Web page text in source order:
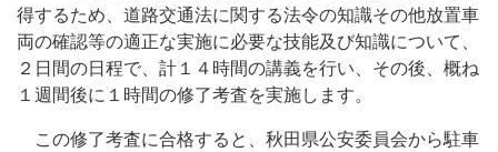
得するため、道路交通法に関する法令の知識その他放置車
両の確認等の適正な実施に必要な技能及び知識について、
２日間の日程で、計１４時間の講義を行い、その後、概ね
１週間後に１時間の修了考査を実施します。
この修了考査に合格すると、秋田県公安委員会から駐車